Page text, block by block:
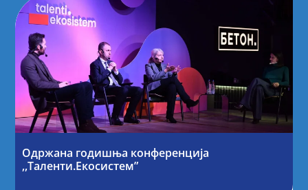
Одржана годишња конференција
,,Таленти.Екосистем”